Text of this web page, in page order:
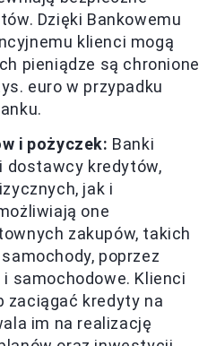
Dzięki Bankowemu
klienci mogą
pieniądze są chronione
euro w przypadku
i pożyczek: Banki
dostawcy kredytów,
jak i
one
zakupów, takich
poprzez
samochodowe. Klienci
zaciągać kredyty na
im na realizację